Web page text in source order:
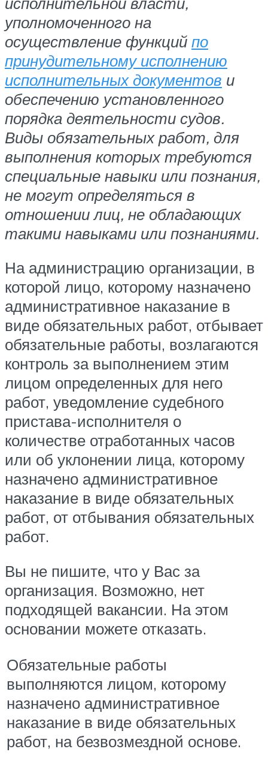
уполномоченного на
осуществление функций по
принудительному исполнению
исполнительных документов и
обеспечению установленного
порядка деятельности судов.
Виды обязательных работ, для
выполнения которых требуются
специальные навыки или познания,
не могут определяться в
отношении лиц, не обладающих
такими навыками или познаниями.
На администрацию организации, в
которой лицо, которому назначено
административное наказание в
виде обязательных работ, отбывает
обязательные работы, возлагаются
контроль за выполнением этим
лицом определенных для него
работ, уведомление судебного
пристава-исполнителя о
количестве отработанных часов
или об уклонении лица, которому
назначено административное
наказание в виде обязательных
работ, от отбывания обязательных
работ.
Вы не пишите, что у Вас за
организация. Возможно, нет
подходящей вакансии. На этом
основании можете отказать.
Обязательные работы
выполняются лицом, которому
назначено административное
наказание в виде обязательных
работ, на безвозмездной основе.